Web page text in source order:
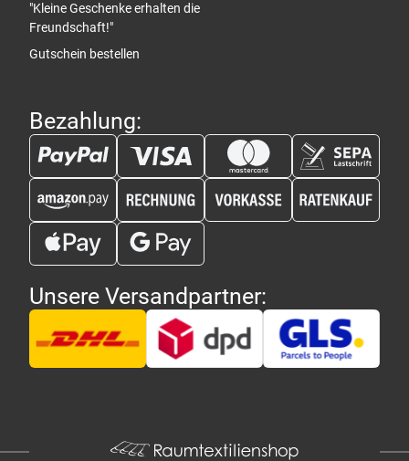
"Kleine Geschenke erhalten die
Freundschaft!"
Gutschein bestellen
Bezahlung:
Unsere Versandpartner: